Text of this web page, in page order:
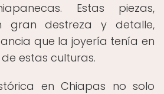
Estas piezas,
gran destreza y detalle,
que la joyería tenía en
estas culturas.
en Chiapas no solo